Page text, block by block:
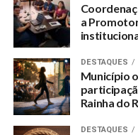
UP NEXT
Denunciante Jalison
Presidente da Câmara
superior a R$ 3.000,00
DON'T MISS
Santa Maria recebe
pelo Prefeito Gilson
a
DESTAQUES
Município
Rainha do
DESTAQUES